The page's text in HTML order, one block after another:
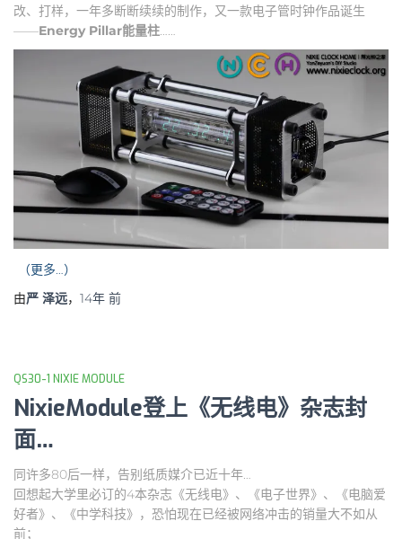
改、打样，一年多断断续续的制作，又一款电子管时钟作品诞生
——Energy Pillar能量柱……
（更多…）
由严 泽远， 14年 前
QS30-1 NIXIE MODULE
NixieModule登上《无线电》杂志封
面…
同许多80后一样，告别纸质媒介已近十年…
回想起大学里必订的4本杂志《无线电》、《电子世界》、《电脑爱
好者》、《中学科技》，恐怕现在已经被网络冲击的销量大不如从
前；